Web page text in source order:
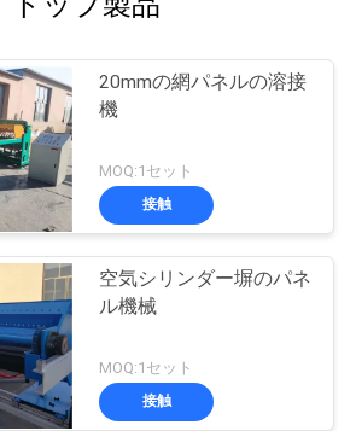
20mmの網パネルの溶接
機
MOQ:1セット
接触
空気シリンダー塀のパネ
ル機械
MOQ:1セット
接触